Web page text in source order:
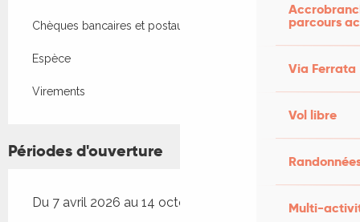
parcours
Via Ferrata
Vol libre
Multi-
Chèques bancaires et postaux
Espèce
Virements
Périodes d'ouverture
Du 7 avril 2026 au 14 octobre 2026